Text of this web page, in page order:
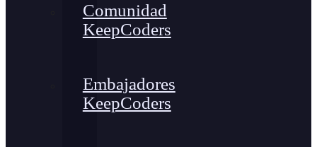
Comunidad
KeepCoders
Embajadores
KeepCoders